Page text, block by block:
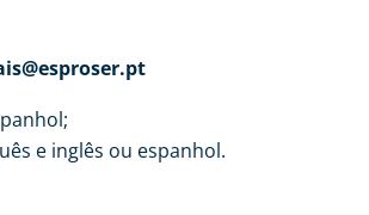
e inglês ou espanhol.